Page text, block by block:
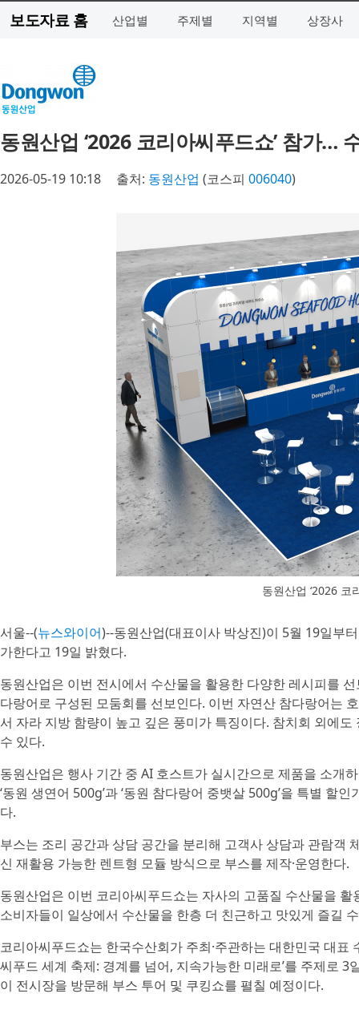
보도자료 홈 산업별 주제별 지역별 상장사
동원산업 ‘2026 코리아씨푸드쇼’ 참가…
2026-05-19 10:18 출처: 동원산업 (코스피 006040)
동원산업 ‘2026 코
서울--(뉴스와이어)--동원산업(대표이사 박상진)이 5월 19일부
가한다고 19일 밝혔다.
동원산업은 이번 전시에서 수산물을 활용한 다양한 레시피를
다랑어로 구성된 모둠회를 선보인다. 이번 자연산 참다랑어는
서 자라 지방 함량이 높고 깊은 풍미가 특징이다. 참치회 외에
수 있다.
동원산업은 행사 기간 중 AI 호스트가 실시간으로 제품을 소개
‘동원 생연어 500g’과 ‘동원 참다랑어 중뱃살 500g’을 특별 할
다.
부스는 조리 공간과 상담 공간을 분리해 고객사 상담과 관람객
신 재활용 가능한 렌트형 모듈 방식으로 부스를 제작·운영한다.
동원산업은 이번 코리아씨푸드쇼는 자사의 고품질 수산물을
소비자들이 일상에서 수산물을 한층 더 친근하고 맛있게 즐길
코리아씨푸드쇼는 한국수산회가 주최·주관하는 대한민국 대
씨푸드 세계 축제: 경계를 넘어, 지속가능한 미래로’를 주제로
이 전시장을 방문해 부스 투어 및 쿠킹쇼를 펼칠 예정이다.